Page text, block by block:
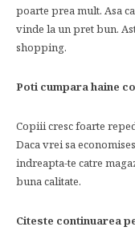
poarte prea mult. Asa
vinde la un pret bun.
shopping.
Poti cumpara haine
Copiii cresc foarte
Daca vrei sa
indreapta-te catre
buna calitate.
Citeste continuarea